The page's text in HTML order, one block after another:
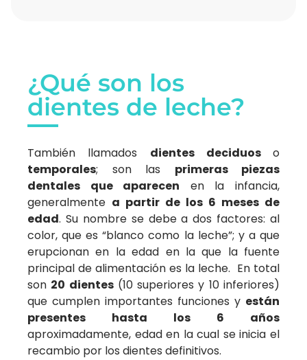
¿Qué son los
dientes de leche?
También llamados dientes deciduos o
temporales; son las primeras piezas
dentales que aparecen en la infancia,
generalmente a partir de los 6 meses de
edad. Su nombre se debe a dos factores: al
color, que es “blanco como la leche”; y a que
erupcionan en la edad en la que la fuente
principal de alimentación es la leche. En total
son 20 dientes(10 superiores y 10 inferiores)
que cumplen importantes funciones y están
presentes hasta los 6 años
aproximadamente, edad en la cual se inicia el
recambio por los dientes definitivos.